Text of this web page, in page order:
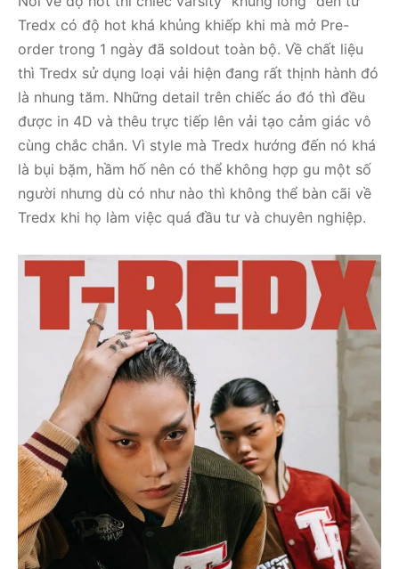
Tredx có độ hot khá khủng khiếp khi mà mở Pre-
order trong 1 ngày đã soldout toàn bộ. Về chất liệu
thì Tredx sử dụng loại vải hiện đang rất thịnh hành đó
là nhung tăm. Những detail trên chiếc áo đó thì đều
được in 4D và thêu trực tiếp lên vải tạo cảm giác vô
cùng chắc chắn. Vì style mà Tredx hướng đến nó khá
là bụi bặm, hầm hố nên có thể không hợp gu một số
người nhưng dù có như nào thì không thể bàn cãi về
Tredx khi họ làm việc quá đầu tư và chuyên nghiệp.